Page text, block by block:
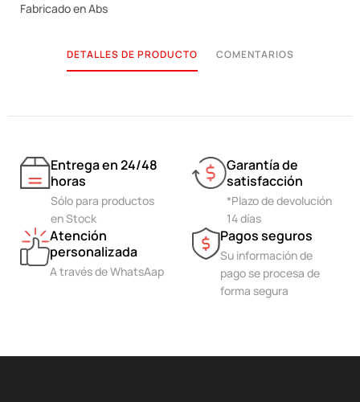
Fabricado en Abs
DETALLES DE PRODUCTO COMENTARIOS
Entrega en 24/48
horas
Sólo para productos
en Stock
Garantía de
satisfacción
*Plazo de devolución
14 días
Atención
personalizada
A través de WhatsAap
Pagos seguros
Su información de
pago se procesa de
forma segura